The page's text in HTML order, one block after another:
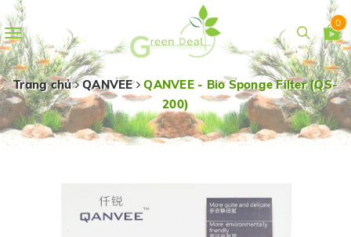
Toggle
navigation
0
Trang chủ QANVEE
QANVEE - Bio Sponge Filter (QS-
200)